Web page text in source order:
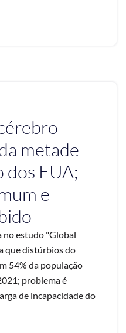
metade
dos EUA;
e
no estudo "Global
que distúrbios do
54% da população
problema é
de incapacidade do